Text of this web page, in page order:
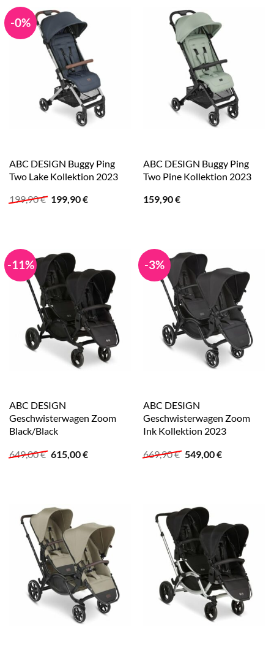
-0%
ABC DESIGN Buggy Ping
Two Lake Kollektion 2023
199,90€ Ursprünglicher
Preis
199,90€Aktueller
ABC DESIGN Buggy Ping
Two Pine Kollektion 2023
159,90€
-11%
ABC DESIGN
Geschwisterwagen Zoom
Black/Black
649,00€ Ursprünglicher
Preis
615,00€Aktueller
-3%
ABC DESIGN
Geschwisterwagen Zoom
Ink Kollektion 2023
669,90€ Ursprünglicher
Preis
549,00€Aktueller